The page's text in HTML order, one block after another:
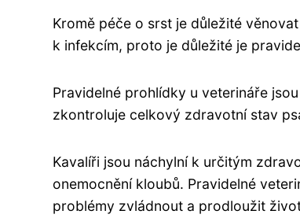
Kromě péče o srst je důležité
k infekcím, proto je důležité je
Pravidelné prohlídky u veterináře
zkontroluje celkový zdravotní stav
Kavalíři jsou náchylní k určitým
onemocnění kloubů. Pravidelné
problémy zvládnout a prodloužit